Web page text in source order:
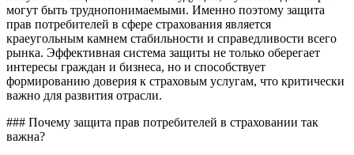
могут быть труднопонимаемыми. Именно поэтому защита
прав потребителей в сфере страхования является
краеугольным камнем стабильности и справедливости всего
рынка. Эффективная система защиты не только оберегает
интересы граждан и бизнеса, но и способствует
формированию доверия к страховым услугам, что критически
важно для развития отрасли.
### Почему защита прав потребителей в страховании так
важна?